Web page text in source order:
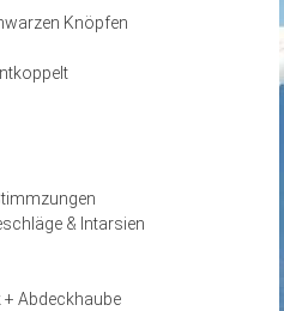
Knöpfen
& Intarsien
Abdeckhaube